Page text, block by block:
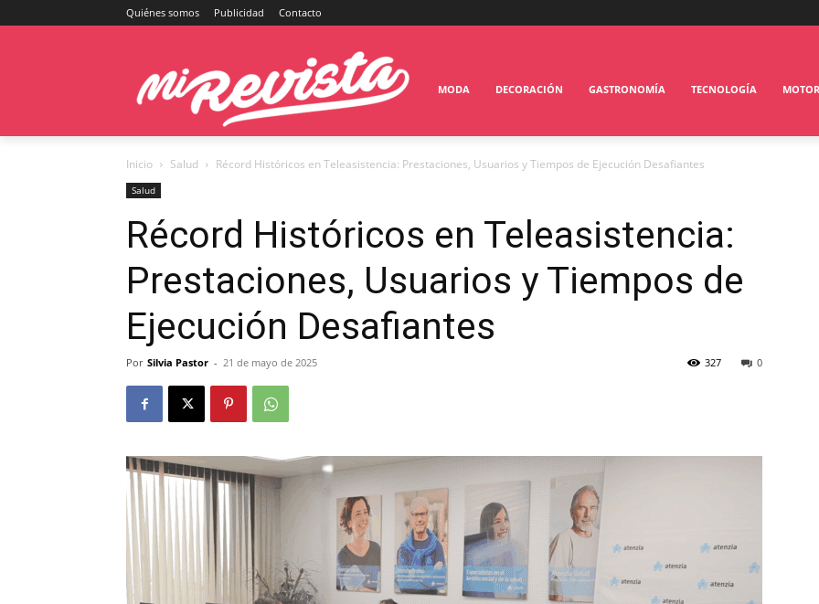
Quiénes somos Publicidad Contacto
MODA DECORACIÓN GASTRONOMÍA TECNOLOGÍA MOTOR
Inicio Salud Récord Históricos en Teleasistencia: Prestaciones, Usuarios y Tiempos de Ejecución Desafiantes
Salud
Récord Históricos en Teleasistencia:
Prestaciones, Usuarios y Tiempos de
Ejecución Desafiantes
Por Silvia Pastor - 21 de mayo de 2025 0
327